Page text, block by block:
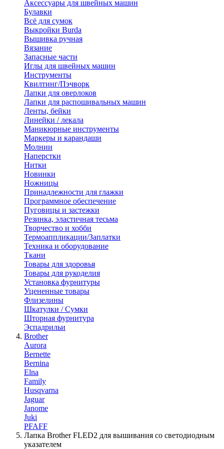
Аксессуары для швейных машин
Булавки
Всё для сумок
Выкройки Burda
Вышивка ручная
Вязание
Запасные части
Иглы для швейных машин
Инструменты
Квилтинг/Пэчворк
Лапки для оверлоков
Лапки для распошивальных машин
Ленты, бейки
Линейки / лекала
Маникюрные инструменты
Маркеры и карандаши
Молнии
Наперстки
Нитки
Новинки
Ножницы
Принадлежности для глажки
Программное обеспечение
Пуговицы и застежки
Резинка, эластичная тесьма
Творчество и хобби
Термоаппликации/Заплатки
Техника и оборудование
Ткани
Товары для здоровья
Товары для рукоделия
Установка фурнитуры
Уцененные товары
Флизелины
Шкатулки / Сумки
Шторная фурнитура
Эспадрильи
Brother
Aurora
Bernette
Bernina
Elna
Family
Husqvarna
Jaguar
Janome
Juki
PFAFF
Лапка Brother FLED2 для вышивания со светодиодным
указателем